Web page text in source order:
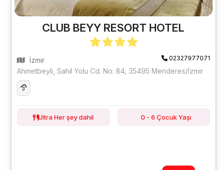
CLUB BEYY RESORT HOTEL
İzmir 02327977071
Ahmetbeyli, Sahil Yolu Cd. No: 84, 35495 Menderes/İzmir
Ultra Her şey dahil 0 - 6 Çocuk Yaşı